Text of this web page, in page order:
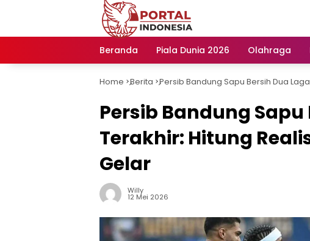
Beranda
Piala Dunia 2026 Olahraga
Home -
Berita -
Persib Bandung Sapu Bersih Dua
Persib Bandung Sapu
Terakhir: Hitung
Gelar
Willy
12 Mei 2026